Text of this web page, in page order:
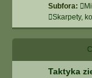
Subfora:
Skarpety,
Taktyka